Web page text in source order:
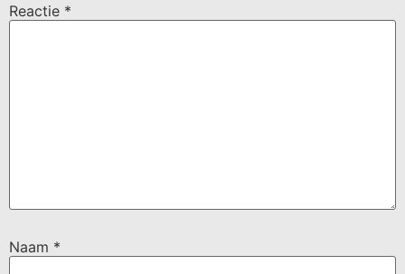
Reactie *
Naam *